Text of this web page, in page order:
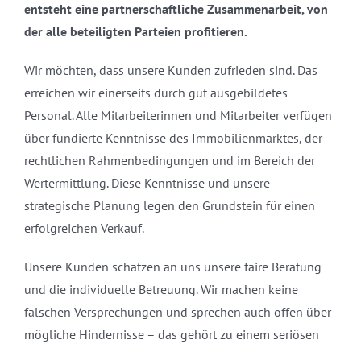
entsteht eine partnerschaftliche Zusammenarbeit, von
der alle beteiligten Parteien profitieren.
Wir möchten, dass unsere Kunden zufrieden sind. Das
erreichen wir einerseits durch gut ausgebildetes
Personal. Alle Mitarbeiterinnen und Mitarbeiter verfügen
über fundierte Kenntnisse des Immobilienmarktes, der
rechtlichen Rahmenbedingungen und im Bereich der
Wertermittlung. Diese Kenntnisse und unsere
strategische Planung legen den Grundstein für einen
erfolgreichen Verkauf.
Unsere Kunden schätzen an uns unsere faire Beratung
und die individuelle Betreuung. Wir machen keine
falschen Versprechungen und sprechen auch offen über
mögliche Hindernisse – das gehört zu einem seriösen